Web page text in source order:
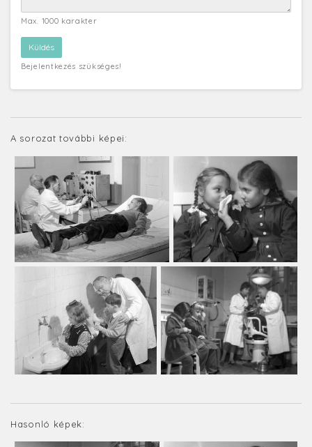
Max. 1000 karakter
Bejelentkezés szükséges!
A sorozat további képei:
Hasonló képek: